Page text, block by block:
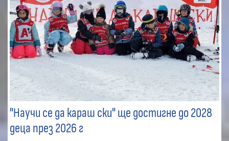
"Научи се да караш ски" ще достигне до 2028
деца през 2026 г